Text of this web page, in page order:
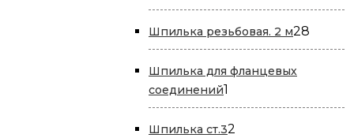
товар
Шпилька резьбовая. 2 м28
Шпилька для фланцевых
соединений1
товар
Шпилька ст.32